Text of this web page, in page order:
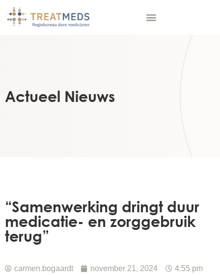
Actueel Nieuws
“Samenwerking dringt duur
medicatie- en zorggebruik
terug”
carmen.bogaardt november 21, 2024 4:55 pm